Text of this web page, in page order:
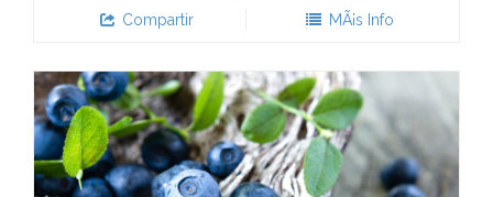
Compartir MÃ¡s Info